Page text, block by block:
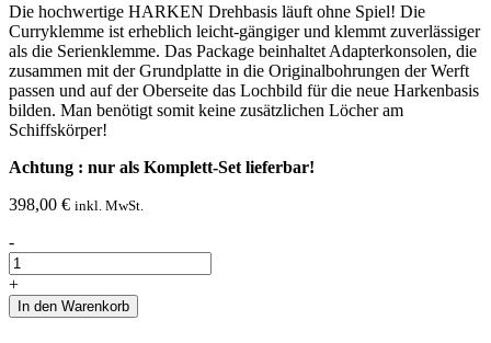
Die hochwertige HARKEN Drehbasis läuft ohne Spiel! Die
Curryklemme ist erheblich leicht-gängiger und klemmt zuverlässiger
als die Serienklemme. Das Package beinhaltet Adapterkonsolen, die
zusammen mit der Grundplatte in die Originalbohrungen der Werft
passen und auf der Oberseite das Lochbild für die neue Harkenbasis
bilden. Man benötigt somit keine zusätzlichen Löcher am
Schiffskörper!
Achtung : nur als Komplett-Set lieferbar!
398,00 € inkl. MwSt.
Fockschotbasis
Update
1.1
Menge
-
+
In den Warenkorb